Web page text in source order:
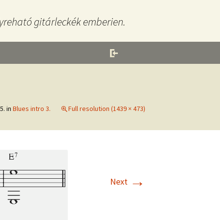
gitárleckék emberien.
in Blues intro 3. Full resolution (1439 × 473)
Next →